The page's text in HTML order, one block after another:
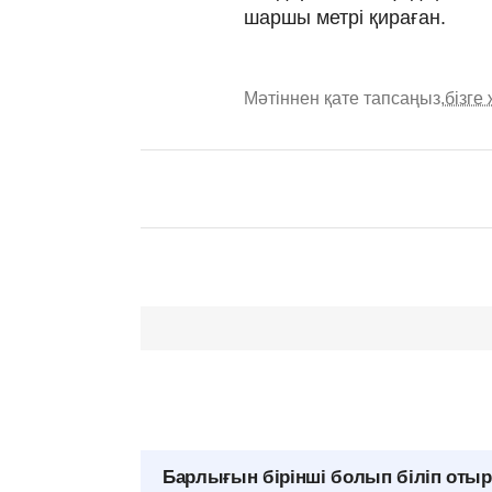
шаршы метрі қираған.
Мәтіннен қате тапсаңыз,
Барлығын бірінші болып біліп